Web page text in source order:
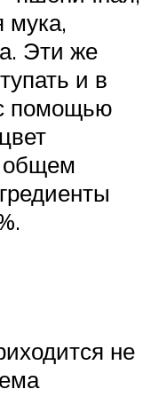
мука,
Эти же
и в
помощью
общем
не